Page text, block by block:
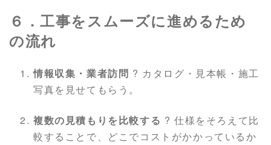
６．工事をスムーズに進めるため
の流れ
情報収集・業者訪問 ? カタログ・見本帳・施工
写真を見せてもらう。
複数の見積もりを比較する ? 仕様をそろえて比
較することで、どこでコストがかかっているか